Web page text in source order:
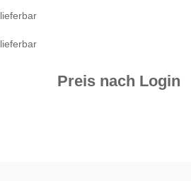
lieferbar
lieferbar
Preis nach Login